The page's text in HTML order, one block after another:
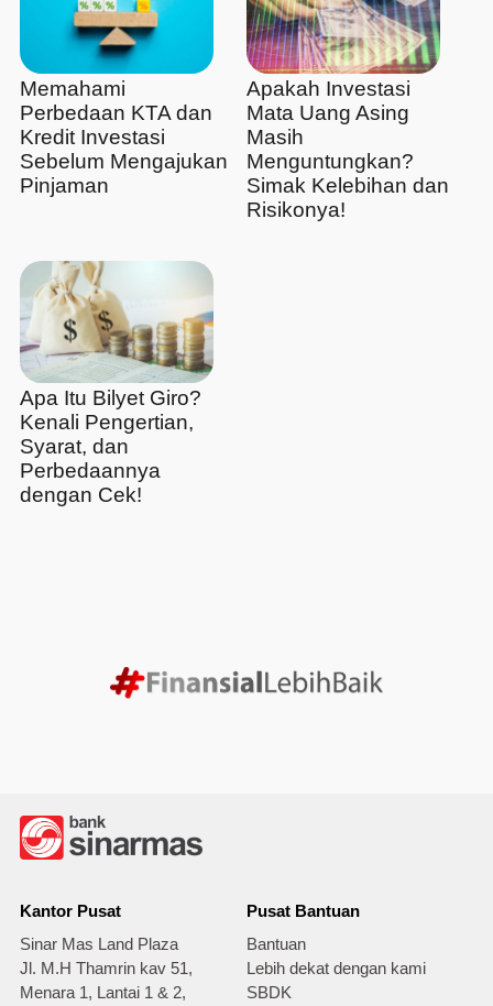
Memahami
Perbedaan KTA dan
Kredit Investasi
Sebelum Mengajukan
Pinjaman
Apakah Investasi
Mata Uang Asing
Masih
Menguntungkan?
Simak Kelebihan dan
Risikonya!
Apa Itu Bilyet Giro?
Kenali Pengertian,
Syarat, dan
Perbedaannya
dengan Cek!
Kantor Pusat
Sinar Mas Land Plaza
Jl. M.H Thamrin kav 51,
Menara 1, Lantai 1 & 2,
Pusat Bantuan
Bantuan
Lebih dekat dengan kami
SBDK